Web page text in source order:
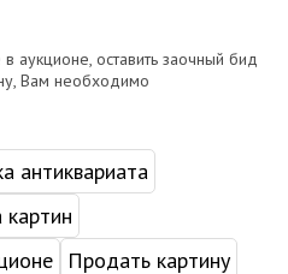
аукционе, оставить заочный бид
Вам необходимо
антиквариата
Продать картину